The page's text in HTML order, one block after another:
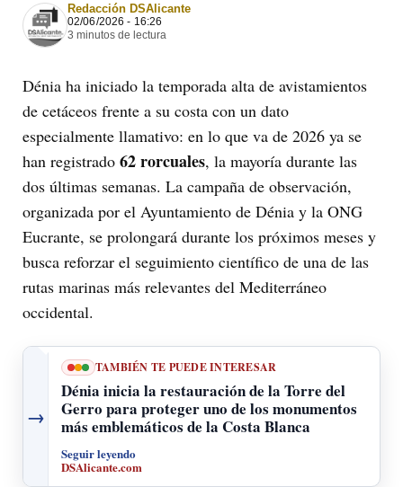
Redacción DSAlicante
02/06/2026 - 16:26
3 minutos de lectura
Dénia ha iniciado la temporada alta de avistamientos
de cetáceos frente a su costa con un dato
especialmente llamativo: en lo que va de 2026 ya se
han registrado 62 rorcuales, la mayoría durante las
dos últimas semanas. La campaña de observación,
organizada por el Ayuntamiento de Dénia y la ONG
Eucrante, se prolongará durante los próximos meses y
busca reforzar el seguimiento científico de una de las
rutas marinas más relevantes del Mediterráneo
occidental.
→
TAMBIÉN TE PUEDE INTERESAR
Dénia inicia la restauración de la Torre del
Gerro para proteger uno de los monumentos
más emblemáticos de la Costa Blanca
Seguir leyendo
DSAlicante.com